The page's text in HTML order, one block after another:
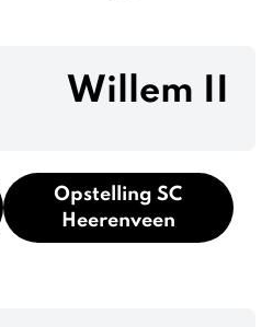
Willem II
Opstelling SC
Heerenveen